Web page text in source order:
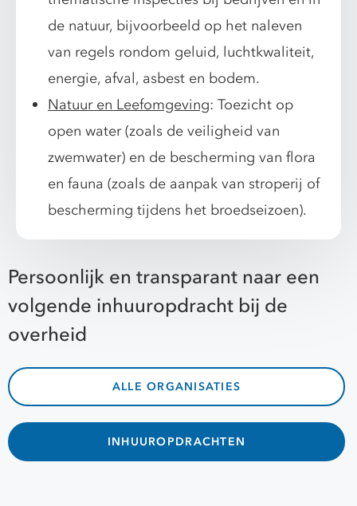
de natuur, bijvoorbeeld op het naleven
van regels rondom geluid, luchtkwaliteit,
energie, afval, asbest en bodem.
Natuur en Leefomgeving: Toezicht op
open water (zoals de veiligheid van
zwemwater) en de bescherming van flora
en fauna (zoals de aanpak van stroperij of
bescherming tijdens het broedseizoen).
Persoonlijk en transparant naar een
volgende inhuuropdracht bij de
overheid
ALLE ORGANISATIES
INHUUROPDRACHTEN